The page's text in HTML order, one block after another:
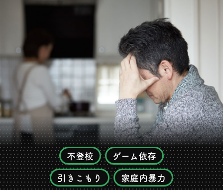
不登校
ゲーム依存
引きこもり
家庭内暴力